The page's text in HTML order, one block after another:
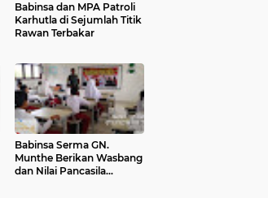
Babinsa dan MPA Patroli
Karhutla di Sejumlah Titik
Rawan Terbakar
Babinsa Serma GN.
Munthe Berikan Wasbang
dan Nilai Pancasila